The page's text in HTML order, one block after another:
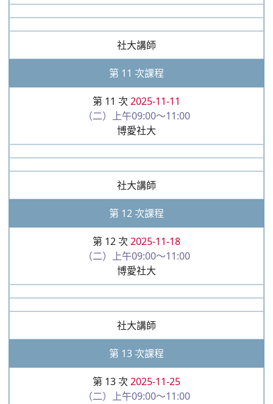
社大講師
第 11 次課程
第 11 次 2025-11-11
（二）上午09:00～11:00
博愛社大
社大講師
第 12 次課程
第 12 次 2025-11-18
（二）上午09:00～11:00
博愛社大
社大講師
第 13 次課程
第 13 次 2025-11-25
（二）上午09:00～11:00